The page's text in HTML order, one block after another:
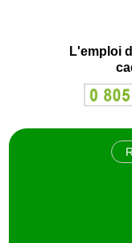
L'emploi